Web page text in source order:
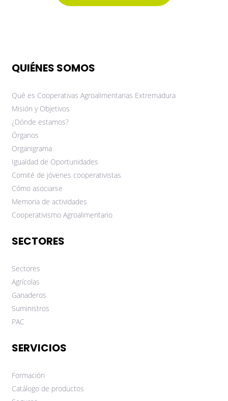
QUIÉNES SOMOS
Qué es Cooperativas Agroalimentarias Extremadura
Misión y Objetivos
¿Dónde estamos?
Órganos
Organigrama
Igualdad de Oportunidades
Comité de jóvenes cooperativistas
Cómo asociarse
Memoria de actividades
Cooperativismo Agroalimentario
SECTORES
Sectores
Agrícolas
Ganaderos
Suministros
PAC
SERVICIOS
Formación
Catálogo de productos